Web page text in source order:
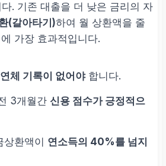
. 기존 대출을 더 낮은 금리의 자
(갈아타기)하여 월 상환액을 줄
가장 효과적입니다.
연체 기록이 없어야합니다.
3개월간 신용 점수가 긍정적으
상환액이 연소득의 40%를 넘지